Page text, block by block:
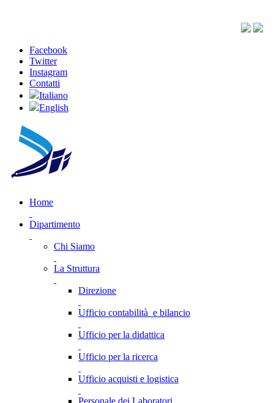
Facebook
Twitter
Instagram
Contatti
Italiano
English
Home
Dipartimento
Chi Siamo
La Struttura
Direzione
Ufficio contabilità e bilancio
Ufficio per la didattica
Ufficio per la ricerca
Ufficio acquisti e logistica
Personale dei Laboratori